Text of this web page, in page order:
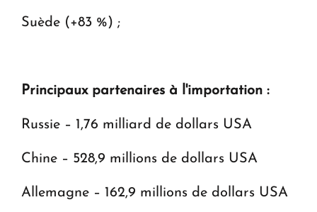
Suède (+83 %) ;
Principaux partenaires à l'importation :
Russie – 1,76 milliard de dollars USA
Chine – 528,9 millions de dollars USA
Allemagne – 162,9 millions de dollars USA